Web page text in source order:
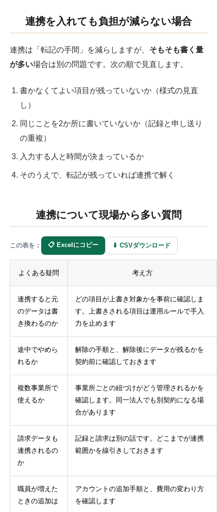
連携を入れても負担が減らない場合
連携は「転記の手間」を減らしますが、 そもそも書く量
が多い場合は別の問題です。次の順で見直します。
書かなくてよい項目が残っていないか（様式の見直
し）
同じことを2か所に書いていないか（記録と申し送り
の重複）
入力する人と時間が決まっているか
そのうえで、転記が残っていれば連携で解く
連携について現場から多い質問
この表を： 📋 Excelにコピー ⬇ CSVダウンロード
よくある疑問 考え方
連携すると元
のデータは書
き換わるのか
どの項目が上書き対象かを事前に確認しま
す。上書きされる項目は運用ルールで手入
力を止めます
途中でやめら
れるか
解除の手順と、解除後にデータが残るかを
契約前に確認しておきます
複数事業所で
使えるか
事業所ごとの紐づけがどう管理されるかを
確認します。同一法人でも別契約になる場
合があります
請求データも
連携されるの
か
記録と請求は別の話です。どこまでが連携
範囲かを線引きしておきます
職員が増えた
ときの追加は
アカウントの追加手順と、費用の変わり方
を確認します